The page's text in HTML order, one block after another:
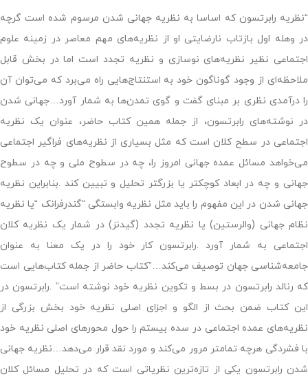
“نظریه رابرتسون که اساسا به نظریه جهانی شدن مرسوم شده است گرچه
در وهله اول بازتاب نارضایتی او از نظریه‌های مهم معاصر در زمینه علوم
اجتماعی نظیر نظریه‌های نوسازی و نظریه تجدد است اما در بخش قابل
ملاحظه‌ای از وجود گوناگون خود به استنتاج‌هایی راه می‌برد که می‌توان آن
را درآمدی نظری بر مبنای گفت و گوی تمدن‌ها به شمار آورد…جهانی شدن
در نوشته‌های رابرتسون، از جمله همین کتاب حاضر، عنوان یک نظریه
اجتماعی در سطح کلان است که مثل بسیاری از نظریه‌های فراگیر اجتماعی
می‌خواهد مسائل عمده جهانی امروز را، چه در سطوح ملی و چه در سطوح
جهانی و چه در ابعاد کوچکتر یا بزرگتر تحلیل و تبیین کند .بنابراین نظریه
جهانی شدن در این مفهوم را باید مثل نظریه وابستگی “گندرفرانک “یا نظریه
نظام جهانی (والرستین) یا نظریه تجدد (گیدنز) در شمار یک نظریه کلان
اجتماعی به شمار آورد .رابرتسون کار خود را در یک معنا به عنوان
جامعه‌شناسی جهان توصیف می‌کند…”کتاب حاضر از جمله کتاب‌هایی است
که رنالد رابرتسون در بسط و تکوین نظریه خود نوشته است” .رابرتسون در
این کتاب ضمن بحث از الگو و اجزای اصلی نظریه خود بخش بزرگی از
نظریه‌های عمده اجتماعی در سده بیستم را حول محورهای اصلی نظریه خود
با فشردگی هرچه تمامتر مرور می‌کند و مورد نقد قرار می‌دهد…نظریه جهانی
شدن رابرتسون یکی از تازه‌ترین نظریاتی است که در تحلیل مسائل کلان